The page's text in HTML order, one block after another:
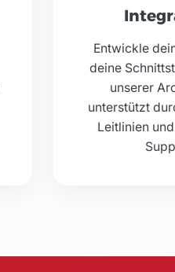
Entwickle
deine
unserer
unterstützt
Leitlinien